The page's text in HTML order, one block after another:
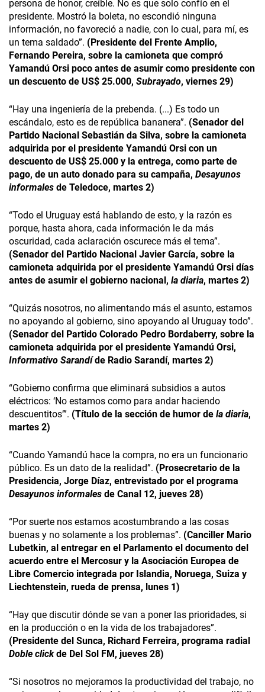
persona de honor, creíble. No es que solo confío en el
presidente. Mostró la boleta, no escondió ninguna
información, no favoreció a nadie, con lo cual, para mí, es
un tema saldado”. (Presidente del Frente Amplio,
Fernando Pereira, sobre la camioneta que compró
Yamandú Orsi poco antes de asumir como presidente con
un descuento de US$ 25.000, Subrayado, viernes 29)
“Hay una ingeniería de la prebenda. (...) Es todo un
escándalo, esto es de república bananera”. (Senador del
Partido Nacional Sebastián da Silva, sobre la camioneta
adquirida por el presidente Yamandú Orsi con un
descuento de US$ 25.000 y la entrega, como parte de
pago, de un auto donado para su campaña, Desayunos
informales de Teledoce, martes 2)
“Todo el Uruguay está hablando de esto, y la razón es
porque, hasta ahora, cada información le da más
oscuridad, cada aclaración oscurece más el tema”.
(Senador del Partido Nacional Javier García, sobre la
camioneta adquirida por el presidente Yamandú Orsi días
antes de asumir el gobierno nacional, la diaria, martes 2)
“Quizás nosotros, no alimentando más el asunto, estamos
no apoyando al gobierno, sino apoyando al Uruguay todo”.
(Senador del Partido Colorado Pedro Bordaberry, sobre la
camioneta adquirida por el presidente Yamandú Orsi,
Informativo Sarandíde Radio Sarandí, martes 2)
“Gobierno confirma que eliminará subsidios a autos
eléctricos: ‘No estamos como para andar haciendo
descuentitos’”. (Título de la sección de humor de la diaria,
martes 2)
“Cuando Yamandú hace la compra, no era un funcionario
público. Es un dato de la realidad”. (Prosecretario de la
Presidencia, Jorge Díaz, entrevistado por el programa
Desayunos informales de Canal 12, jueves 28)
“Por suerte nos estamos acostumbrando a las cosas
buenas y no solamente a los problemas”. (Canciller Mario
Lubetkin, al entregar en el Parlamento el documento del
acuerdo entre el Mercosur y la Asociación Europea de
Libre Comercio integrada por Islandia, Noruega, Suiza y
Liechtenstein, rueda de prensa, lunes 1)
“Hay que discutir dónde se van a poner las prioridades, si
en la producción o en la vida de los trabajadores”.
(Presidente del Sunca, Richard Ferreira, programa radial
Doble clickde Del Sol FM, jueves 28)
“Si nosotros no mejoramos la productividad del trabajo, no